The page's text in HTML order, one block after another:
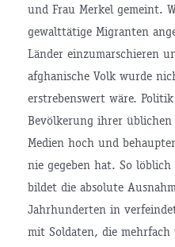
und Frau Merkel gemeint.
gewalttätige Migranten
Länder einzumarschieren
afghanische Volk wurde
erstrebenswert wäre.
Bevölkerung ihrer üblichen
Medien hoch und
nie gegeben hat. So
bildet die absolute
Jahrhunderten in
mit Soldaten, die